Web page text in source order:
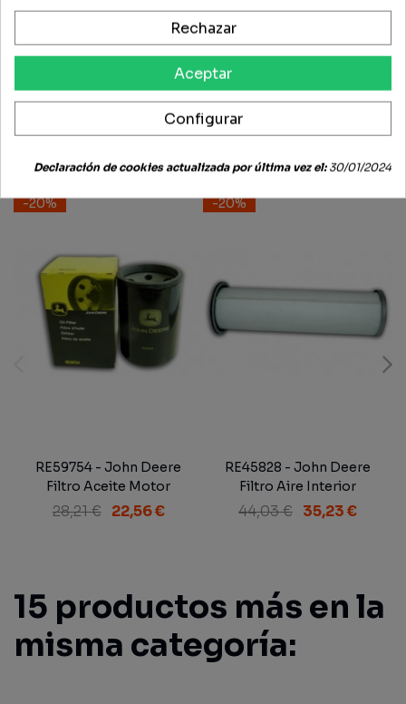
Productos
relacionados
-20%
RE59754 - John Deere
Filtro Aceite Motor
28,21 € 22,56 €
-20%
RE45828 - John Deere
Filtro Aire Interior
44,03 € 35,23 €
15 productos más en la
misma categoría:
Rechazar
Aceptar
Configurar
Declaración de cookies actualizada por última vez el:30/01/2024